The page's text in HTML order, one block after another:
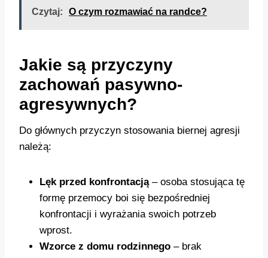
Czytaj: O czym rozmawiać na randce?
Jakie są przyczyny
zachowań pasywno-
agresywnych?
Do głównych przyczyn stosowania biernej agresji
należą:
Lęk przed konfrontacją– osoba stosująca tę
formę przemocy boi się bezpośredniej
konfrontacji i wyrażania swoich potrzeb
wprost.
Wzorce z domu rodzinnego – brak